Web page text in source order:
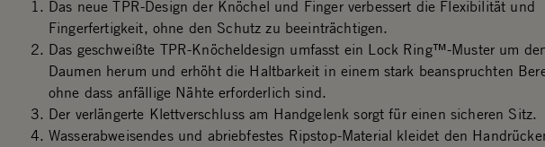
Das neue TPR-Design der Knöchel und Finger verbessert die Flexibilität und
Fingerfertigkeit, ohne den Schutz zu beeinträchtigen.
Das geschweißte TPR-Knöcheldesign umfasst ein Lock Ring™-Muster um
Daumen herum und erhöht die Haltbarkeit in einem stark beanspruchten
ohne dass anfällige Nähte erforderlich sind.
Der verlängerte Klettverschluss am Handgelenk sorgt für einen sicheren Sitz.
Wasserabweisendes und abriebfestes Ripstop-Material kleidet den